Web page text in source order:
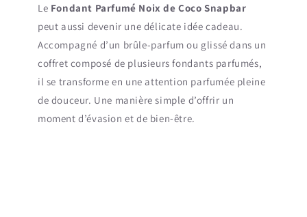
Le Fondant Parfumé Noix de Coco Snapbar
peut aussi devenir une délicate idée cadeau.
Accompagné d’un brûle-parfum ou glissé dans un
coffret composé de plusieurs fondants parfumés,
il se transforme en une attention parfumée pleine
de douceur. Une manière simple d’offrir un
moment d’évasion et de bien-être.